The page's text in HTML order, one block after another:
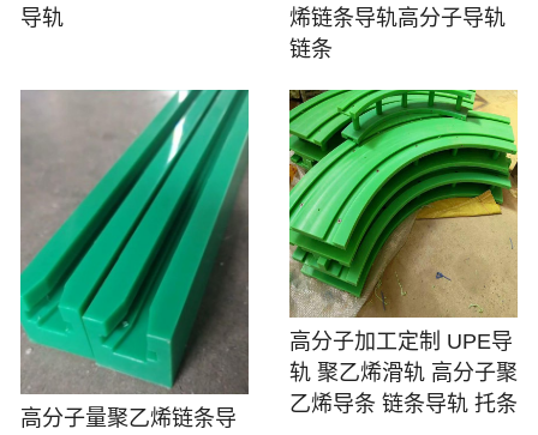
导轨
烯链条导轨高分子导轨
链条
高分子量聚乙烯链条导
高分子加工定制 UPE导
轨 聚乙烯滑轨 高分子聚
乙烯导条 链条导轨 托条